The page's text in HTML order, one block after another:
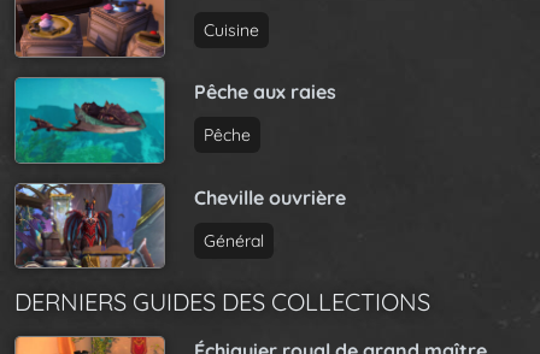
Cuisine
Pêche aux raies
Pêche
Cheville ouvrière
Général
DERNIERS GUIDES DES COLLECTIONS